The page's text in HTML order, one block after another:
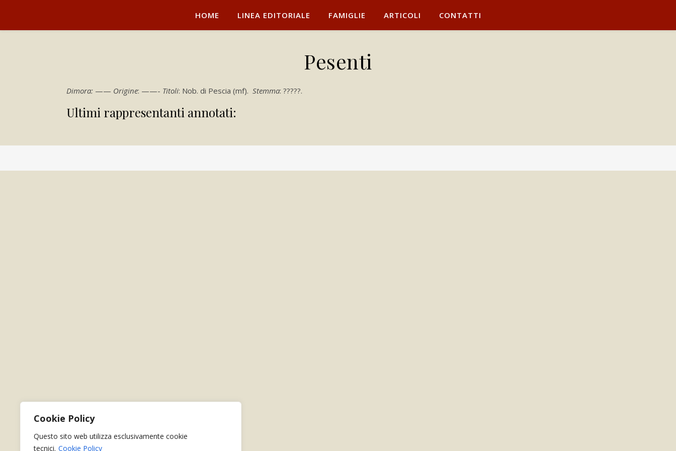
Cookie Policy
Questo sito web utilizza esclusivamente cookie
tecnici. Cookie Policy
HOME LINEA EDITORIALE FAMIGLIE ARTICOLI CONTATTI
Pesenti
Dimora: —— Origine: ——- Titoli: Nob. di Pescia (mf). Stemma: ?????.
Ultimi rappresentanti annotati: